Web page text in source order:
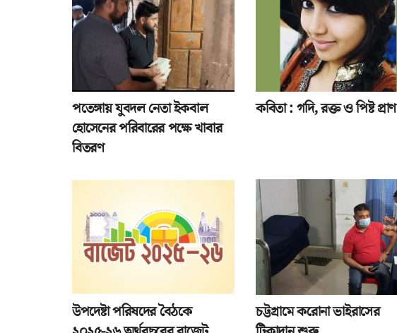
পতেঙ্গায় যুবদল নেতা ইকবাল
হোসেনের পরিবারের পক্ষে খাবার
বিতরণ
কবিতা : গদি, রক্ত ও পিষ্ট প্রাণ
উপদেষ্টা পরিষদের বৈঠকে
চট্টগ্রামে করোনা ভাইরাসের